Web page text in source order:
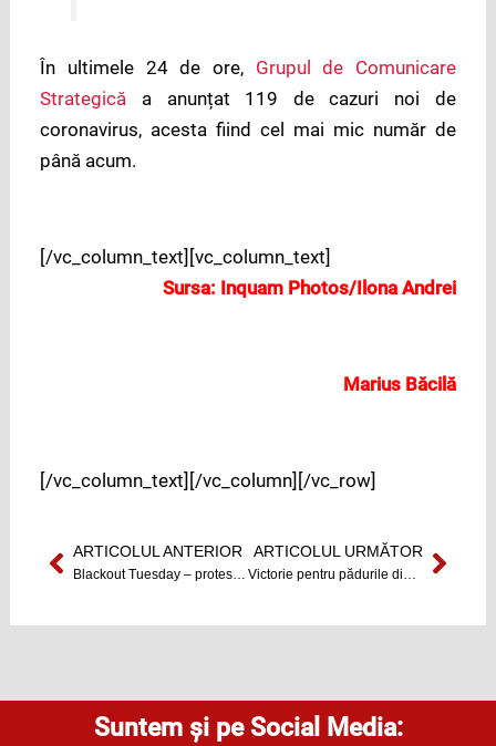
În ultimele 24 de ore, Grupul de Comunicare
Strategică a anunțat 119 de cazuri noi de
coronavirus, acesta fiind cel mai mic număr de
până acum.
[/vc_column_text][vc_column_text]
Sursa: Inquam Photos/Ilona Andrei
Marius Băcilă
[/vc_column_text][/vc_column][/vc_row]
Prev
ARTICOLUL ANTERIOR
Blackout Tuesday – protest online împotriva rasismului
ARTICOLUL URMĂTOR
Victorie pentru pădurile din România: Proiectul de lege „DNA-ul Pădurilor” a primit raport favorabil în Senat Next
Suntem și pe Social Media: